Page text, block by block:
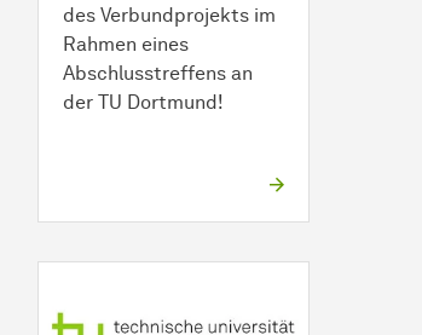
des Verbundprojekts im
Rahmen eines
Abschlusstreffens an
der TU Dortmund!